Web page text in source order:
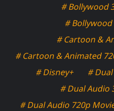
# Bollywood
#
# Cartoon &
# Cartoon & Animated
# Disney+
#
# Dual Audio
# Dual Audio 720p